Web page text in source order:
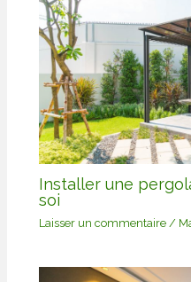
Installer une
soi
Laisser un commentaire /